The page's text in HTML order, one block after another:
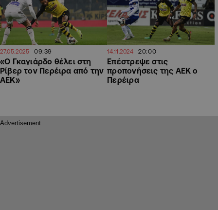
27.05.2025 09:39
«Ο Γκαγιάρδο θέλει στη
Ρίβερ τον Περέιρα από την
ΑΕΚ»
14.11.2024 20:00
Επέστρεψε στις
προπονήσεις της ΑΕΚ ο
Περέιρα